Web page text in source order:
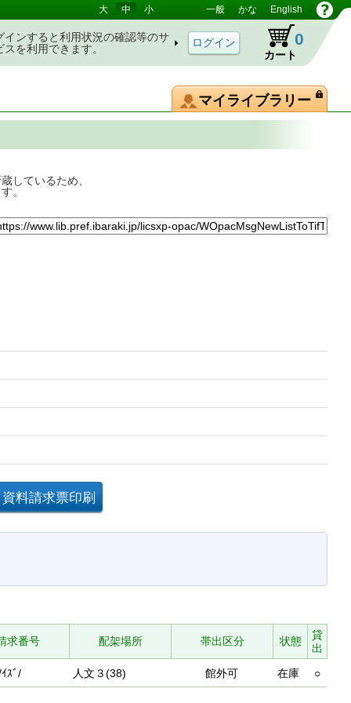
大 中 小 一般 かな English
インすると利用状況の確認等のサ
スを利用できます。
カート
0
マイライブラリー
しているため、
。
求番号 配架場所 帯出区分 状態
貸
出
ｽﾞ/ 人文３(38) 館外可 在庫 ○